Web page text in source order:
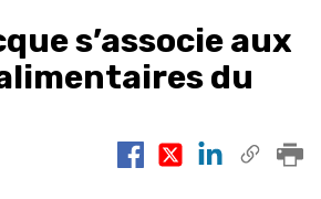
s’associe aux
du